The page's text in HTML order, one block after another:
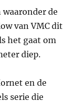
waaronder de
van VMC dit
het gaat om
diep.
en de
serie die